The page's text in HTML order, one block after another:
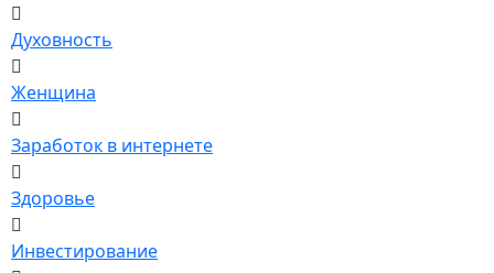
Духовность
Женщина
Заработок в интернете
Здоровье
Инвестирование